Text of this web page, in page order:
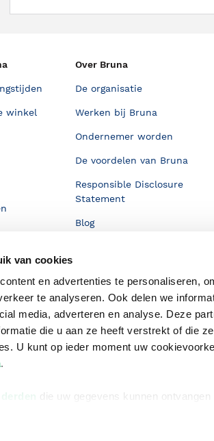
van cookies
en advertenties te personaliseren,
te analyseren. Ook delen we
media, adverteren en analyse. Deze
die u aan ze heeft verstrekt of die
U kunt op ieder moment uw
.
die uw gegevens kunnen ontvangen
winkel
Over Bruna
De organisatie
Werken bij Bruna
Ondernemer worden
De voordelen van Bruna
Responsible Disclosure
Statement
Blog